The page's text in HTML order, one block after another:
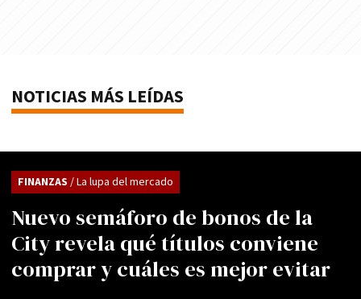
NOTICIAS MÁS LEÍDAS
Nuevo semáforo de bonos de la
City revela qué títulos conviene
comprar y cuáles es mejor evitar
FINANZAS / La lupa del mercado